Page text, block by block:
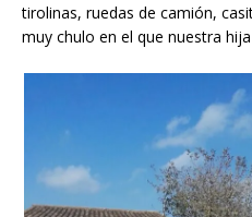
tirolinas, ruedas de camión,
muy chulo en el que nuestra